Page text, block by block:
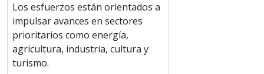
Los esfuerzos están orientados a
impulsar avances en sectores
prioritarios como energía,
agricultura, industria, cultura y
turismo.